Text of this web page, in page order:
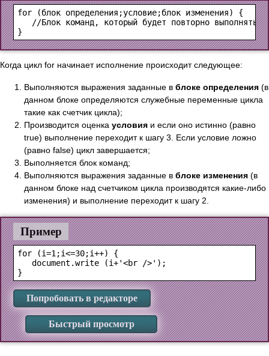
for (блок определения ;условие;блок изменения) {
//Блок команд, который будет повторно
Когда цикл for начинает исполнение происходит следующее:
Выполняются выражения заданные в блоке определения (в
данном блоке определяются служебные переменные цикла
такие как счетчик цикла);
Производится оценка условия и если оно истинно (равно
true) выполнение переходит к шагу 3. Если условие ложно
(равно false) цикл завершается;
Выполняется блок команд;
Выполняются выражения заданные в блоке изменения (в
данном блоке над счетчиком цикла производятся какие-либо
изменения) и выполнение переходит к шагу 2.
Пример
for (i=1;i<=30;i++) {
   document.write (i+'<br />');
Попробовать в редакторе
Быстрый просмотр